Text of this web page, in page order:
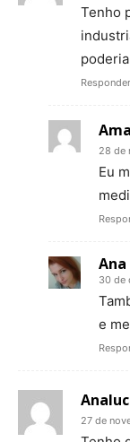
Tenho
Responder
28 de
Eu
30 de
e
27 de